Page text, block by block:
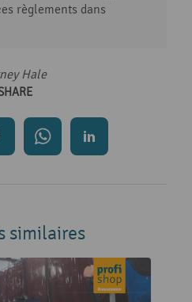
règlements dans
Hale
similaires